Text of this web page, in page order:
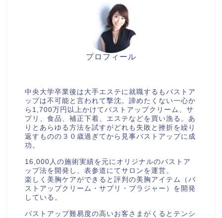
プロフィール
中央大学卒業後は大手エステに就職するもバストア
ップは不可能と言われて撃沈。諦めたくない一心か
ら1,700万円以上かけてバストアップクリーム、サ
プリ、食品、補正下着、エステなどを買い漁る。あ
りとあらゆる方法を試すがどれも失敗と挫折を繰り
返すものの３０歳過ぎてから見事バストアップに成
功。
16,000人の施術実績を元にオリジナルのバストア
ップ法を開発し、表参道にてサロンを運営。
楽しく美胸ケアができると評判の美胸アイテム（バ
ストアップクリーム・サプリ・ブラジャー）を開発
している。
バストアップ難易度の高いお客さまがくるとテンシ